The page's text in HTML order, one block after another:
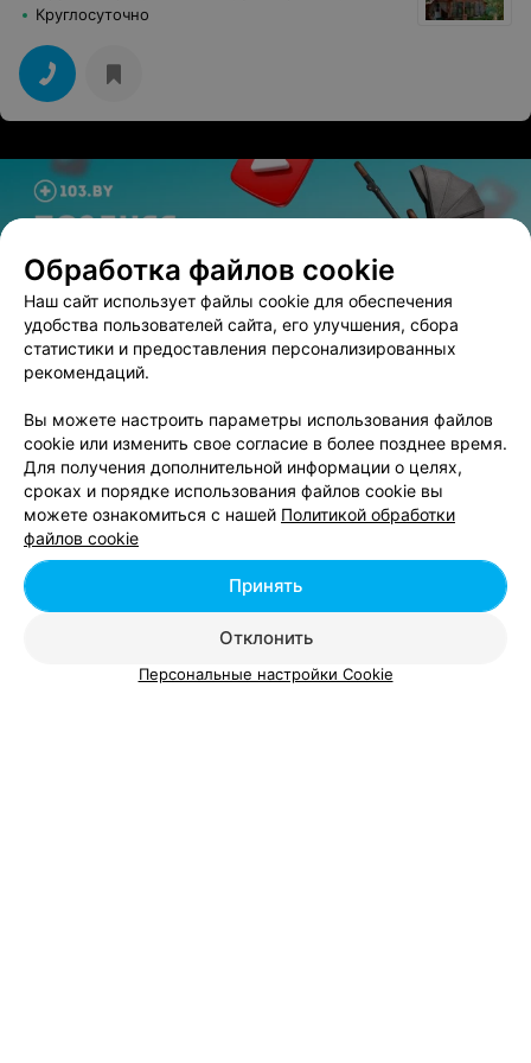
в 23.00, это нормально? Да у нас уже половину гостей
ушли к этому времени. Также некоторые блюда,
которые были заявлены в меню до нас так и не дошли.
В общем банкет полный провал.
Круглосуточно
ЭФФЕКТИВНАЯ РЕКЛАМА НА САЙТЕ
Клевое местечко
Осиповичский р-н, Смык, Центральная, 4А
Круглосуточно
Обработка файлов cookie
Наш сайт использует файлы cookie для обеспечения
удобства пользователей сайта, его улучшения, сбора
статистики и предоставления персонализированных
рекомендаций.
Вы можете настроить параметры использования файлов
cookie или изменить свое согласие в более позднее время.
Для получения дополнительной информации о целях,
сроках и порядке использования файлов cookie вы
можете ознакомиться с нашей Политикой обработки
файлов cookie
Отклонить
Принять
Персональные настройки Cookie